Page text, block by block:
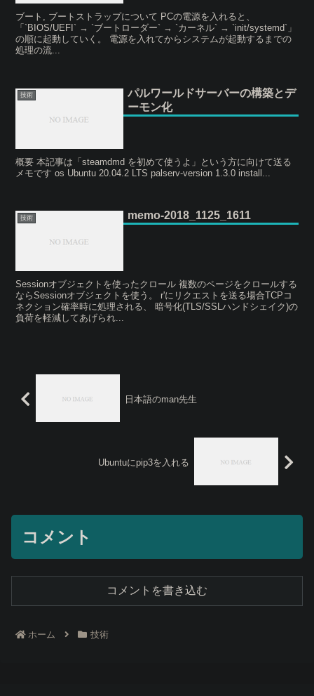
ブート, ブートストラップについて PCの電源を入れると、
「`BIOS/UEFI` → `ブートローダー` → `カーネル` → `init/systemd`」
の順に起動していく。 電源を入れてからシステムが起動するまでの
処理の流...
技術
パルワールドサーバーの構築とデ
ーモン化
概要 本記事は「steamdmd を初めて使うよ」という方に向けて送る
メモです os Ubuntu 20.04.2 LTS palserv-version 1.3.0 install...
技術 memo-2018_1125_1611
Sessionオブジェクトを使ったクロール 複数のページをクロールする
ならSessionオブジェクトを使う。 r'にリクエストを送る場合TCPコ
ネクション確率時に処理される、 暗号化(TLS/SSLハンドシェイク)の
負荷を軽減してあげられ...
日本語のman先生
Ubuntuにpip3を入れる
コメント
コメントを書き込む
ホーム 技術